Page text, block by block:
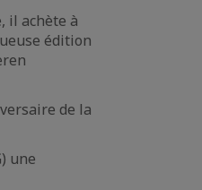
il achète à
édition
de la
une